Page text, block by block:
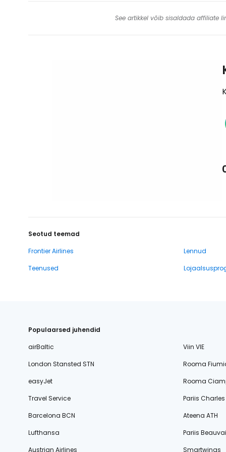
See artikkel võib sisaldada affiliate
Seotud teemad
Frontier Airlines
Lennud
Teenused
Populaarsed juhendid
airBaltic
Viin VIE
London Stansted STN
Rooma
easyJet
Rooma
Travel Service
Pariis
Barcelona BCN
Ateena ATH
Lufthansa
Pariis
Austrian Airlines
Smartwings